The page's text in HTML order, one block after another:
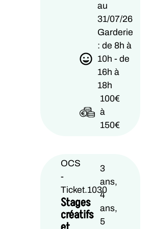
au
31/07/26
Garderie
: de 8h à
10h - de
16h à
18h
100€
à
150€
OCS
-
Ticket.1030
Stages
créatifs
3
ans,
4
ans,
5